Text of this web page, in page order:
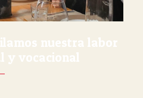
nuestra labor
y vocacional